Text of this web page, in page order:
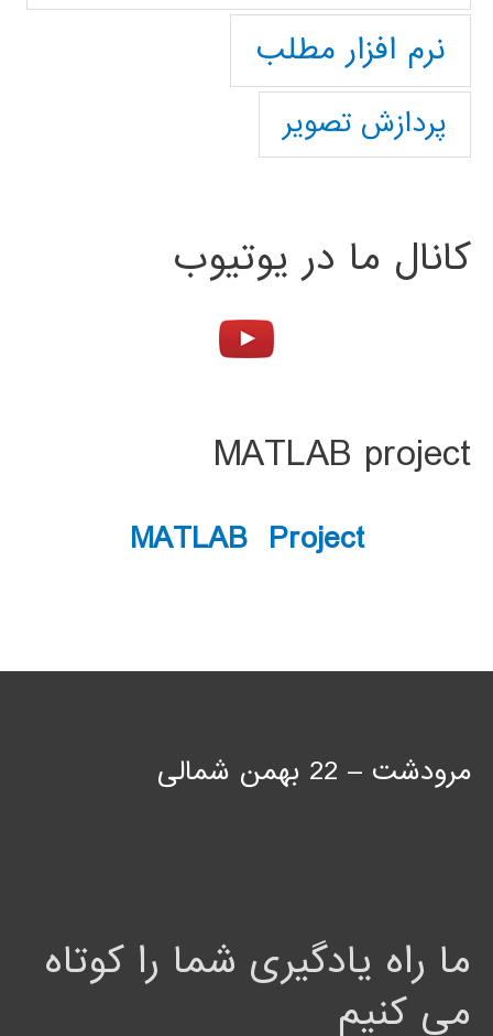
نرم افزار مطلب
پردازش تصویر
کانال ما در یوتیوب
MATLAB project
MATLAB Project
مرودشت – 22 بهمن شمالی
ما راه یادگیری شما را کوتاه
می کنیم